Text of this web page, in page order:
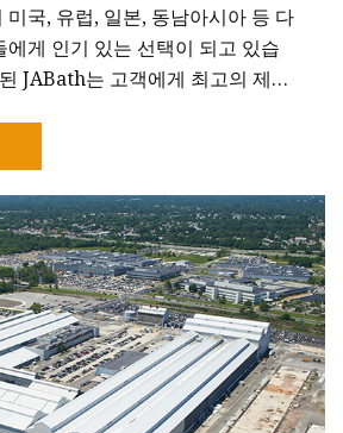
국, 유럽, 일본, 동남아시아 등 다
게 인기 있는 선택이 되고 있습
JABath는 고객에게 최고의 제품
질을 보장하기 위해 끊임없이 노
고도로 숙련된 전문가들로 구성
설은 최신 기
어 끊임없이 변화하는 고객의 요
니다. JABath에서는 고객에게 선
품을 제공하는 것의 중요성을 이
목욕 제품뿐만 아니라 베개, 담
텍스타일 제품이 포함됩니다. 우
제품과 디자인을 컬렉션에 추가하